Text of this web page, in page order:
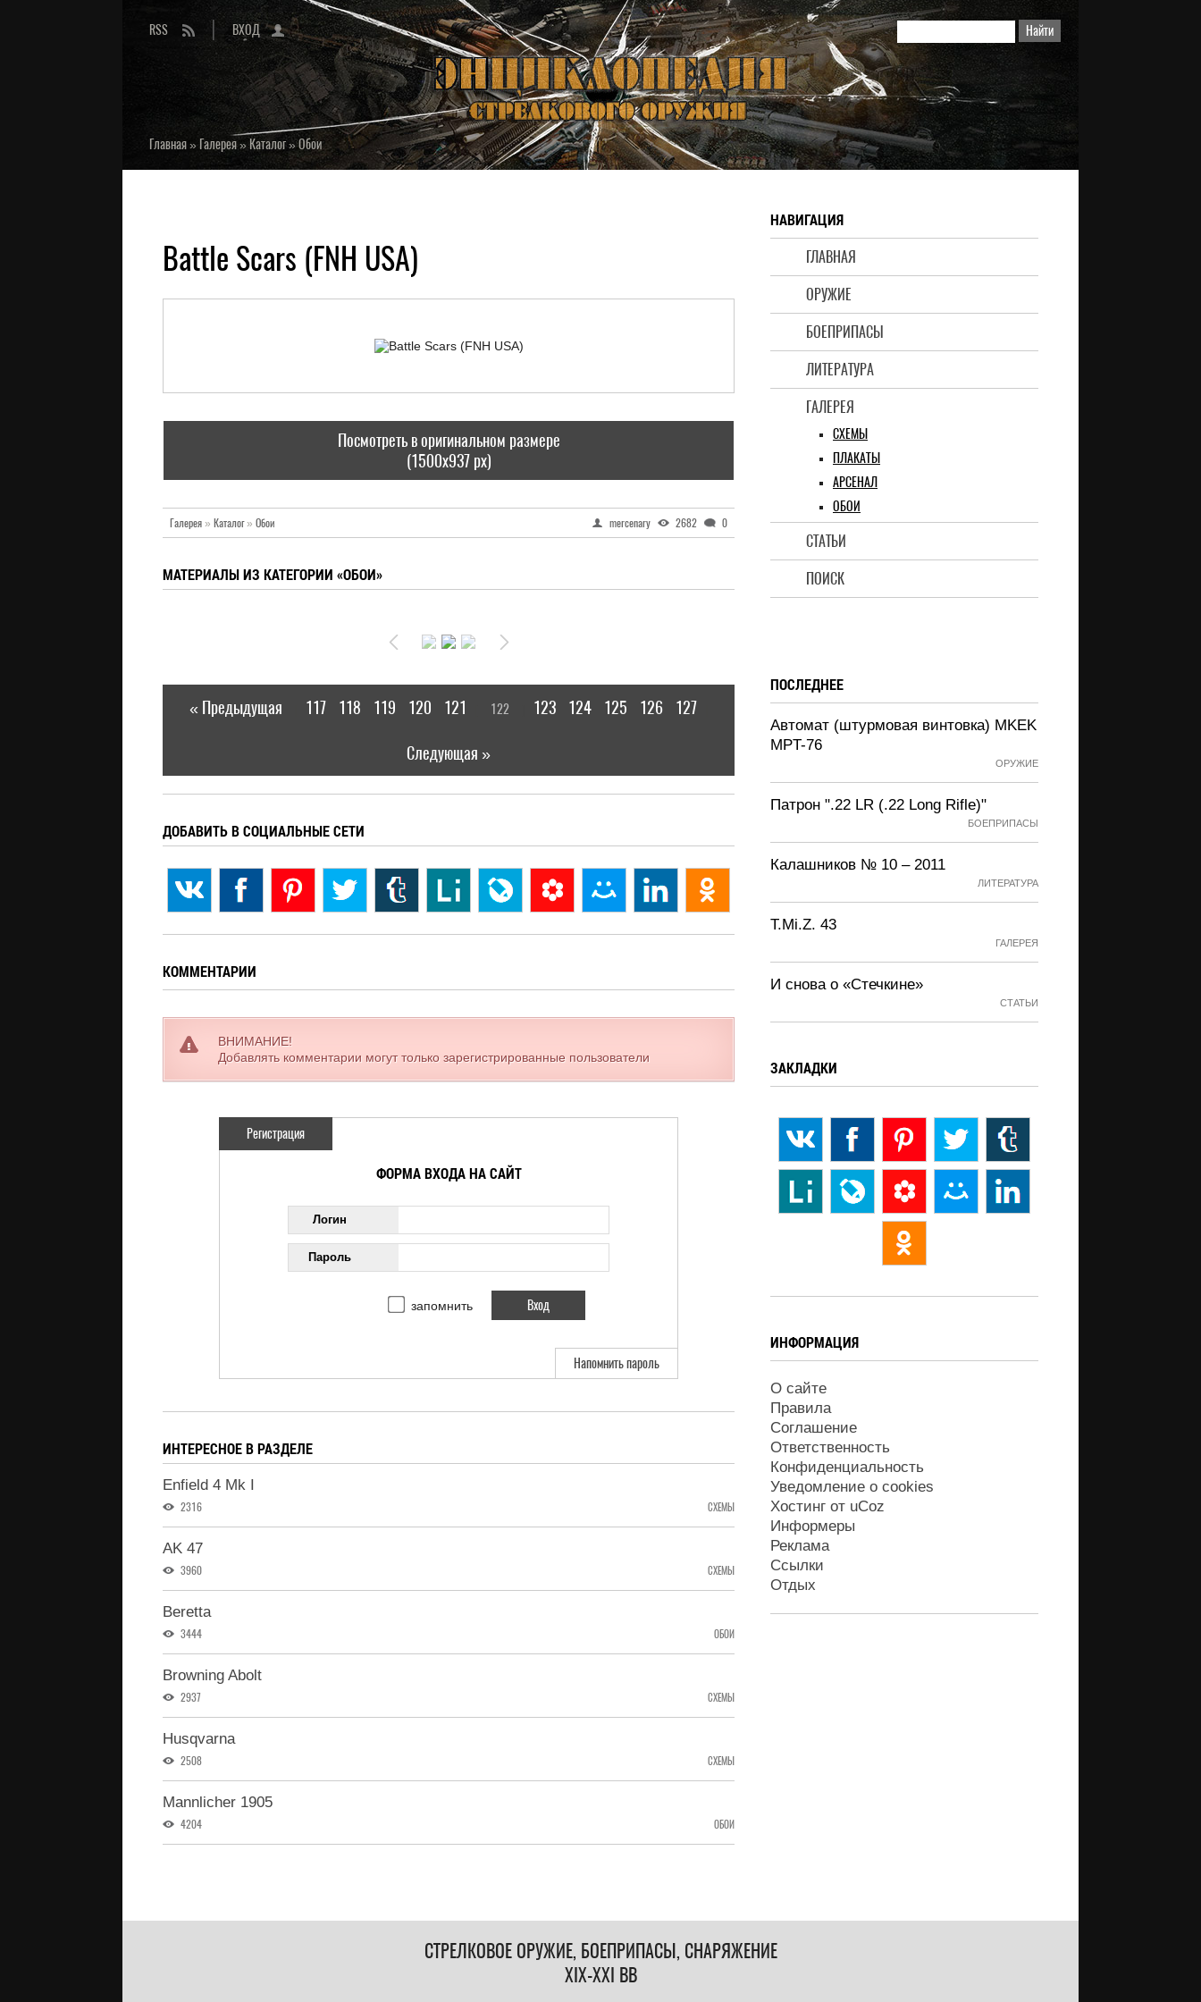
RSS ВХОД
Главная» Галерея»Каталог»Обои
НАВИГАЦИЯ
ГЛАВНАЯ
ОРУЖИЕ
БОЕПРИПАСЫ
ЛИТЕРАТУРА
ГАЛЕРЕЯ
СХЕМЫ
ПЛАКАТЫ
АРСЕНАЛ
ОБОИ
СТАТЬИ
ПОИСК
Battle Scars (FNH USA)
Посмотреть в оригинальном размере
(1500x937 px)
Галерея» Каталог» Обои mercenary 2682 0
МАТЕРИАЛЫ ИЗ КАТЕГОРИИ «ОБОИ»
« Предыдущая 117 118 119 120 121 122 123 124 125 126 127
Следующая »
ДОБАВИТЬ В СОЦИАЛЬНЫЕ СЕТИ
КОММЕНТАРИИ
ВНИМАНИЕ!
Добавлять комментарии могут только зарегистрированные пользователи
Регистрация
ФОРМА ВХОДА НА САЙТ
Логин
Пароль
запомнить
Напомнить пароль
ИНТЕРЕСНОЕ В РАЗДЕЛЕ
Enfield 4 Mk I
2316 СХЕМЫ
AK 47
3960 СХЕМЫ
Beretta
3444 ОБОИ
Browning Abolt
2937 СХЕМЫ
Husqvarna
2508 СХЕМЫ
Mannlicher 1905
4204 ОБОИ
ПОСЛЕДНЕЕ
Автомат (штурмовая винтовка) MKEK
MPT-76
ОРУЖИЕ
Патрон ".22 LR (.22 Long Rifle)"
БОЕПРИПАСЫ
Калашников № 10 – 2011
ЛИТЕРАТУРА
T.Mi.Z. 43
ГАЛЕРЕЯ
И снова о «Стечкине»
СТАТЬИ
ЗАКЛАДКИ
ИНФОРМАЦИЯ
О сайте
Правила
Соглашение
Ответственность
Конфиденциальность
Уведомление о cookies
Хостинг от uCoz
Информеры
Реклама
Ссылки
Отдых
СТРЕЛКОВОЕ ОРУЖИЕ, БОЕПРИПАСЫ, СНАРЯЖЕНИЕ
XIX-XXI ВВ